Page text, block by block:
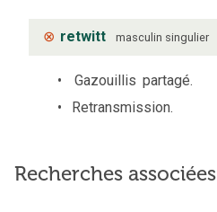
⊗ retwitt masculin singulier
Gazouillis partagé.
Retransmission.
Recherches associées